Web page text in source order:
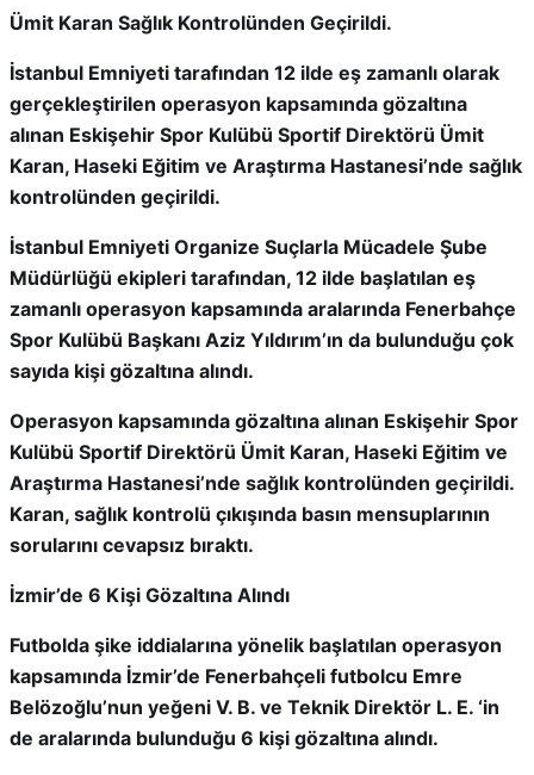
Ümit Karan Sağlık Kontrolünden Geçirildi.
İstanbul Emniyeti tarafından 12 ilde eş zamanlı olarak
gerçekleştirilen operasyon kapsamında gözaltına
alınan Eskişehir Spor Kulübü Sportif Direktörü Ümit
Karan, Haseki Eğitim ve Araştırma Hastanesi’nde sağlık
kontrolünden geçirildi.
İstanbul Emniyeti Organize Suçlarla Mücadele Şube
Müdürlüğü ekipleri tarafından, 12 ilde başlatılan eş
zamanlı operasyon kapsamında aralarında Fenerbahçe
Spor Kulübü Başkanı Aziz Yıldırım’ın da bulunduğu çok
sayıda kişi gözaltına alındı.
Operasyon kapsamında gözaltına alınan Eskişehir Spor
Kulübü Sportif Direktörü Ümit Karan, Haseki Eğitim ve
Araştırma Hastanesi’nde sağlık kontrolünden geçirildi.
Karan, sağlık kontrolü çıkışında basın mensuplarının
sorularını cevapsız bıraktı.
İzmir’de 6 Kişi Gözaltına Alındı
Futbolda şike iddialarına yönelik başlatılan operasyon
kapsamında İzmir’de Fenerbahçeli futbolcu Emre
Belözoğlu’nun yeğeni V. B. ve Teknik Direktör L. E. ‘in
de aralarında bulunduğu 6 kişi gözaltına alındı.